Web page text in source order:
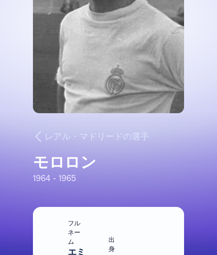
レアル・マドリードの選手
モロロン
1964 - 1965
フル
ネー
ム
エミ
出
身